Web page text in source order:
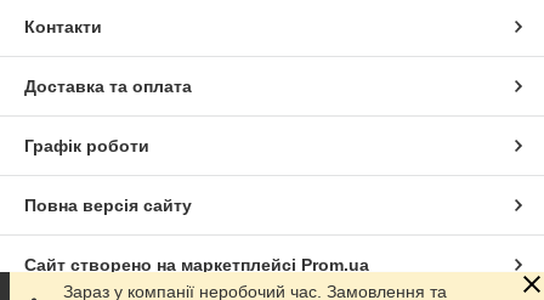
Контакти
Доставка та оплата
Графік роботи
Повна версія сайту
Сайт створено на маркетплейсі Prom.ua
Зараз у компанії неробочий час. Замовлення та